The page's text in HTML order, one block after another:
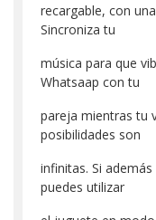
recargable, con
Sincroniza tu
música para que
Whatsaap con tu
pareja mientras tu
posibilidades son
infinitas. Si
puedes utilizar